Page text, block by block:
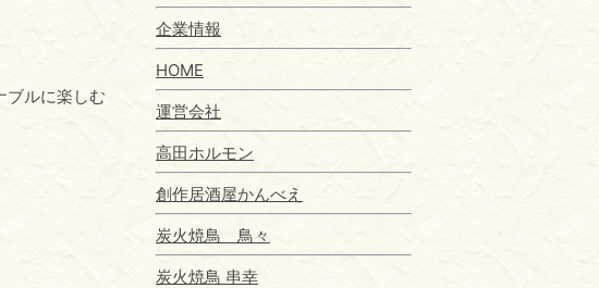
ブルに楽しむ
企業情報
HOME
運営会社
高田ホルモン
創作居酒屋かんべえ
炭火焼鳥 鳥々
炭火焼鳥 串幸